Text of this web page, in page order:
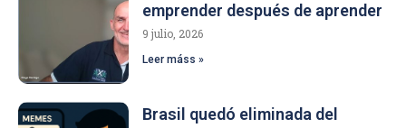
emprender después de aprender
9 julio, 2026
Leer máss »
Brasil quedó eliminada del